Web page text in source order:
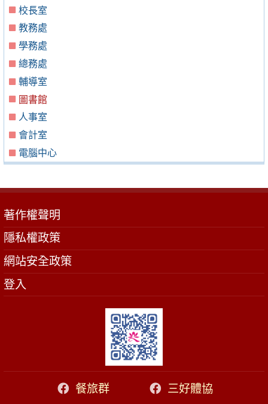
校長室
教務處
學務處
總務處
輔導室
圖書館
人事室
會計室
電腦中心
著作權聲明
隱私權政策
網站安全政策
登入
餐旅群 三好體協